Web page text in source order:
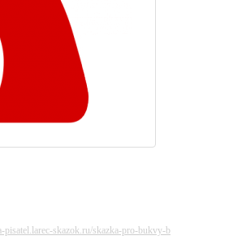
pisatel.larec-skazok.ru/skazka-pro-bukvy-b